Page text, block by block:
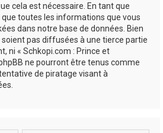
cela est nécessaire. En tant que
toutes les informations que vous
dans notre base de données. Bien
pas diffusées à une tierce partie
ni « Schkopi.com : Prince et
ne pourront être tenus comme
de piratage visant à